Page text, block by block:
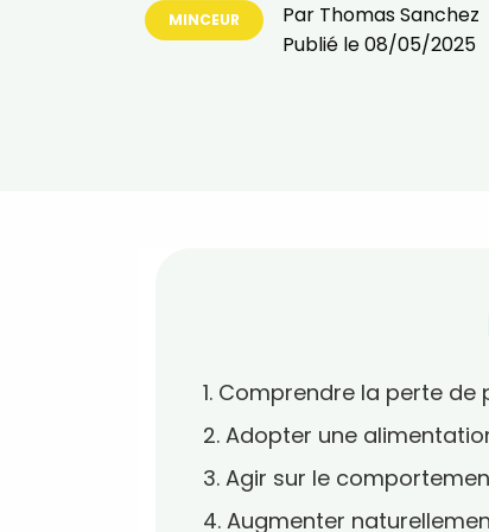
MINCEUR Par Thomas Sanchez
Publié le08/05/2025
1. Comprendre la perte
2. Adopter une
3. Agir sur le
4. Augmenter